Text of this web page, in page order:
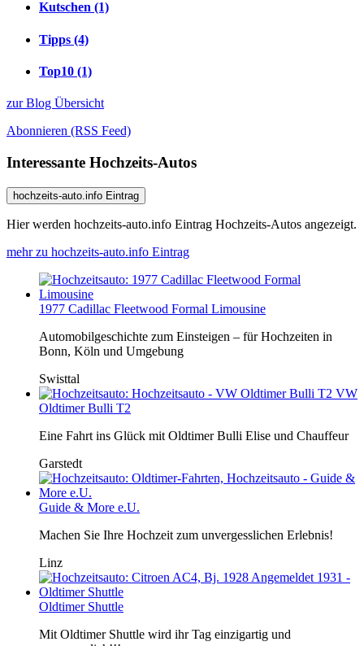
Kutschen (1)
Tipps (4)
Top10 (1)
zur Blog Übersicht
Abonnieren (RSS Feed)
Interessante Hochzeits-Autos
hochzeits-auto.info Eintrag
Hier werden hochzeits-auto.info Eintrag Hochzeits-Autos angezeigt.
mehr zu hochzeits-auto.info Eintrag
1977 Cadillac Fleetwood Formal Limousine
Automobilgeschichte zum Einsteigen – für Hochzeiten in
Bonn, Köln und Umgebung
Swisttal
VW
Oldtimer Bulli T2
Eine Fahrt ins Glück mit Oldtimer Bulli Elise und Chauffeur
Garstedt
Guide & More e.U.
Machen Sie Ihre Hochzeit zum unvergesslichen Erlebnis!
Linz
Oldtimer Shuttle
Mit Oldtimer Shuttle wird ihr Tag einzigartig und